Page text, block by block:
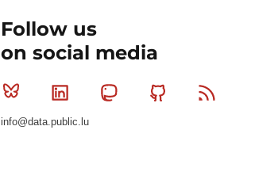
Follow us
on social media
Bluesky Linkedin MastodonGithub
info@data.public.lu